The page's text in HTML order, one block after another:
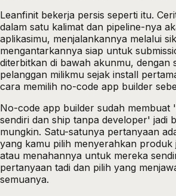
Leanfinit bekerja persis seperti itu.
dalam satu kalimat dan pipeline-nya
aplikasimu, menjalankannya melalui
mengantarkannya siap untuk
diterbitkan di bawah akunmu, dengan
pelanggan milikmu sejak install
cara memilih no-code app builder
No-code app builder sudah membuat
sendiri dan ship tanpa developer' jadi
mungkin. Satu-satunya pertanyaan
yang kamu pilih menyerahkan produk
atau menahannya untuk mereka
pertanyaan tadi dan pilih yang
semuanya.